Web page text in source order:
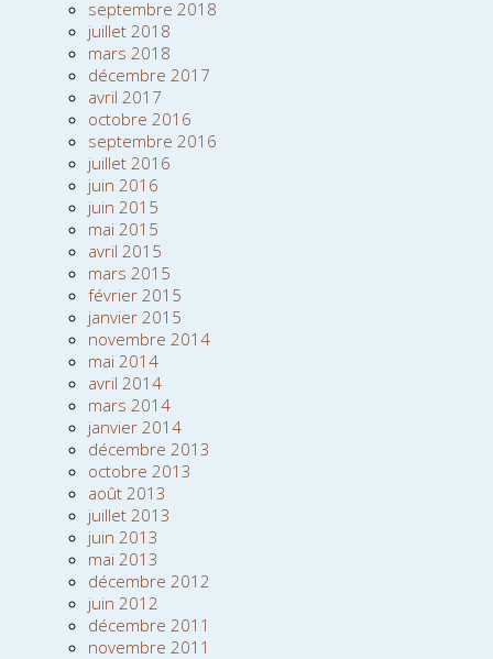
septembre 2018
juillet 2018
mars 2018
décembre 2017
avril 2017
octobre 2016
septembre 2016
juillet 2016
juin 2016
juin 2015
mai 2015
avril 2015
mars 2015
février 2015
janvier 2015
novembre 2014
mai 2014
avril 2014
mars 2014
janvier 2014
décembre 2013
octobre 2013
août 2013
juillet 2013
juin 2013
mai 2013
décembre 2012
juin 2012
décembre 2011
novembre 2011